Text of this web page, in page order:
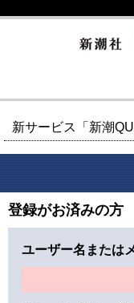
新サービス「新潮
登録がお済みの方
ユーザー名または